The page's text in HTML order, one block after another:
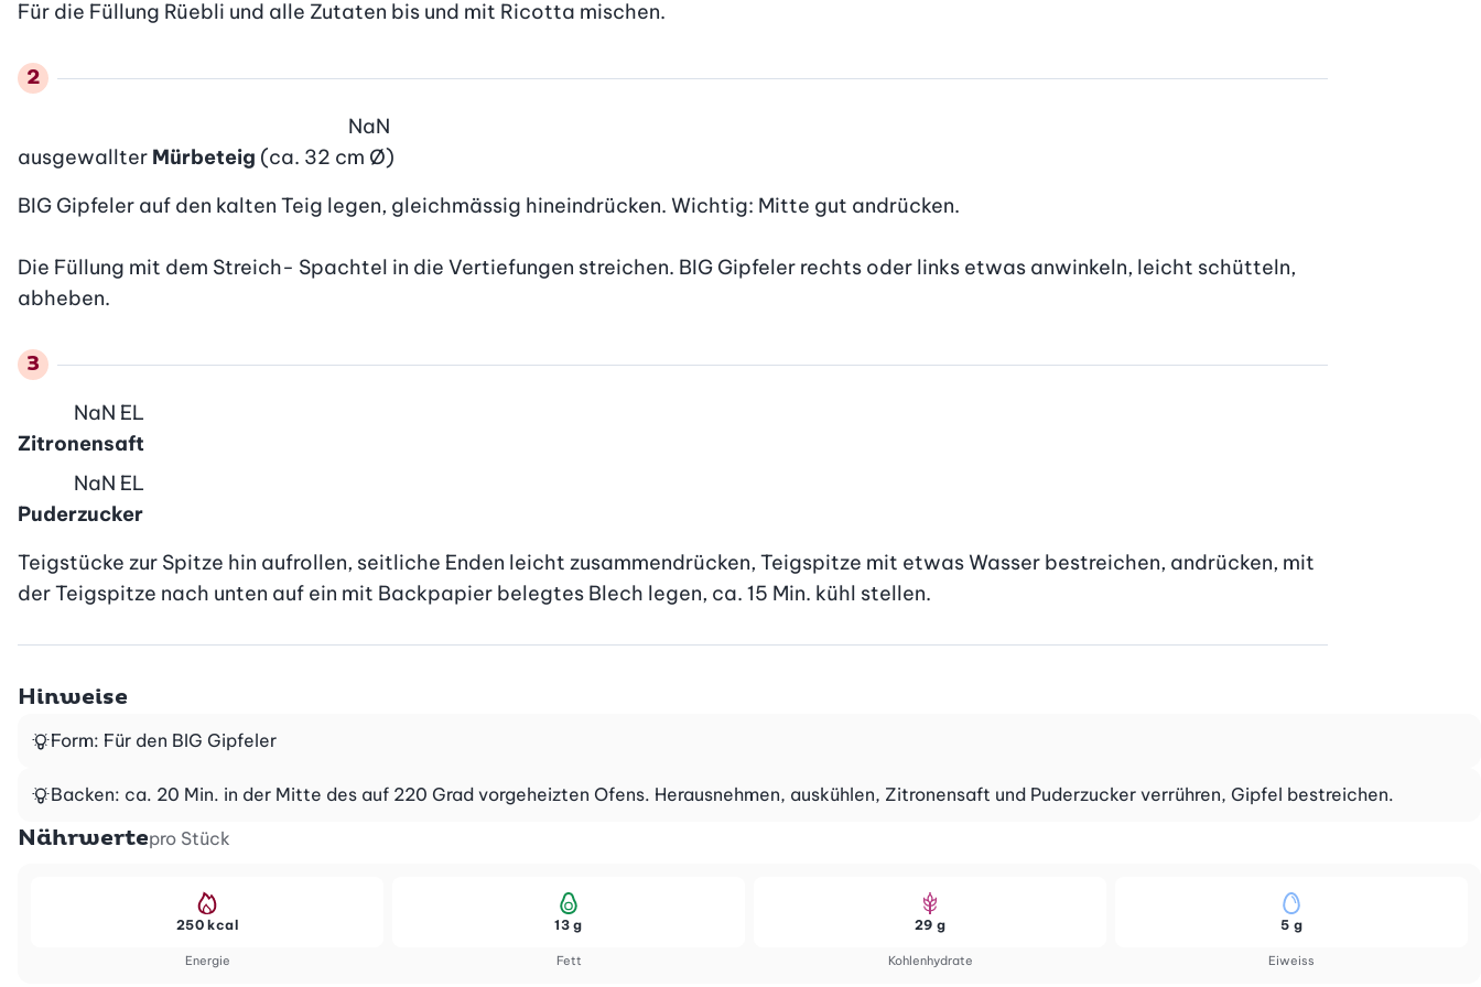
Für die Füllung Rüebli und alle Zutaten bis und mit Ricotta mischen.
ausgewallter Mürbeteig (ca. 32 cm Ø)
NaN
BIG Gipfeler auf den kalten Teig legen, gleichmässig hineindrücken. Wichtig: Mitte gut andrücken.
Die Füllung mit dem Streich- Spachtel in die Vertiefungen streichen. BIG Gipfeler rechts oder links etwas anwinkeln, leicht schütteln,
abheben.
Zitronensaft
NaN EL
Puderzucker
NaN EL
Teigstücke zur Spitze hin aufrollen, seitliche Enden leicht zusammendrücken, Teigspitze mit etwas Wasser bestreichen, andrücken, mit
der Teigspitze nach unten auf ein mit Backpapier belegtes Blech legen, ca. 15 Min. kühl stellen.
Hinweise
Form: Für den BIG Gipfeler
Backen: ca. 20 Min. in der Mitte des auf 220 Grad vorgeheizten Ofens. Herausnehmen, auskühlen, Zitronensaft und Puderzucker verrühren, Gipfel bestreichen.
Nährwertepro Stück
Energie
250 kcal
Fett
13 g
Kohlenhydrate
29 g
Eiweiss
5 g